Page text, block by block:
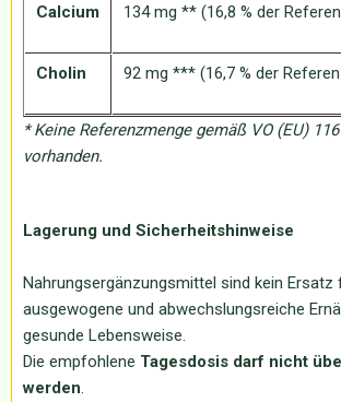
Calcium 134 mg ** (16,8 % der
Cholin 92 mg *** (16,7 % der
* Keine Referenzmenge gemäß VO (EU)
vorhanden.
Lagerung und Sicherheitshinweise
Nahrungsergänzungsmittel sind kein Ersatz
ausgewogene und abwechslungsreiche
gesunde Lebensweise.
Die empfohlene Tagesdosis darf nicht
werden.